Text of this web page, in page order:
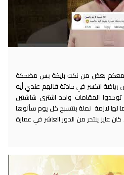
معكم بعض من نكت بايخة بس مضحكة
رياضة اتكسر في حادثة قالهم عندي أيه
المقامات واحد اشترى شاشتين
لها لازمة نملة بتتسبح كل يوم سألوها
عايز ينتحر من الدور العاشر في عمارة